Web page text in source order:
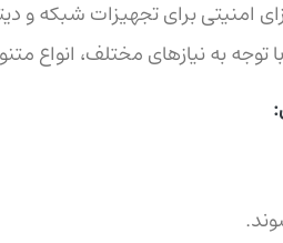
امنیتی برای تجهیزات شبکه
به نیازهای مختلف، انواع